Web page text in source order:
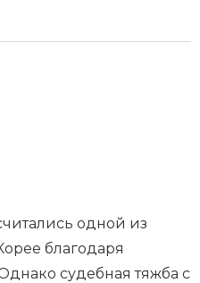
одной из
благодаря
судебная тяжба с